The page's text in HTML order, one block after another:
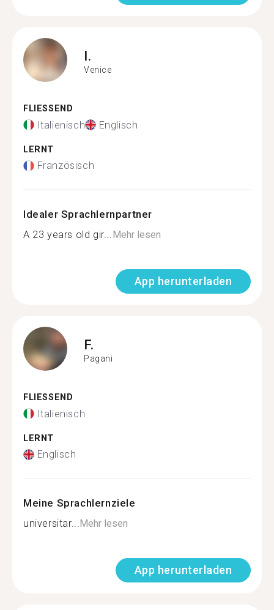
I.
Venice
FLIESSEND
Italienisch Englisch
LERNT
Französisch
Idealer Sprachlernpartner
A 23 years old gir...Mehr lesen
App herunterladen
F.
Pagani
FLIESSEND
Italienisch
LERNT
Englisch
Meine Sprachlernziele
universitar...Mehr lesen
App herunterladen